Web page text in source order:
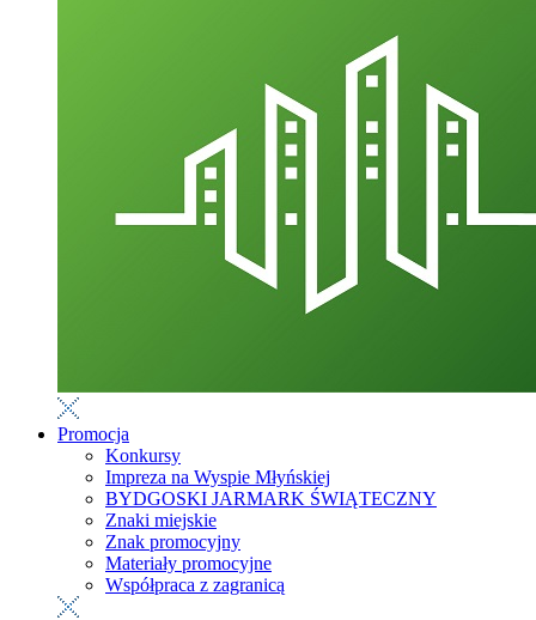
Promocja
Konkursy
Impreza na Wyspie Młyńskiej
BYDGOSKI JARMARK ŚWIĄTECZNY
Znaki miejskie
Znak promocyjny
Materiały promocyjne
Współpraca z zagranicą